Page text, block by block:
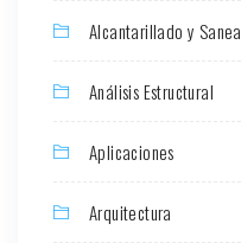
Alcantarillado y
Análisis Estructural
Aplicaciones
Arquitectura